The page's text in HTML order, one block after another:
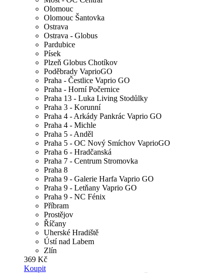
Olomouc
Olomouc Šantovka
Ostrava
Ostrava - Globus
Pardubice
Písek
Plzeň Globus Chotíkov
Poděbrady VaprioGO
Praha - Čestlice Vaprio GO
Praha - Horní Počernice
Praha 13 - Luka Living Stodůlky
Praha 3 - Korunní
Praha 4 - Arkády Pankrác Vaprio GO
Praha 4 - Michle
Praha 5 - Anděl
Praha 5 - OC Nový Smíchov VaprioGO
Praha 6 - Hradčanská
Praha 7 - Centrum Stromovka
Praha 8
Praha 9 - Galerie Harfa Vaprio GO
Praha 9 - Letňany Vaprio GO
Praha 9 - NC Fénix
Příbram
Prostějov
Říčany
Uherské Hradiště
Ústí nad Labem
Zlín
369 Kč
Koupit